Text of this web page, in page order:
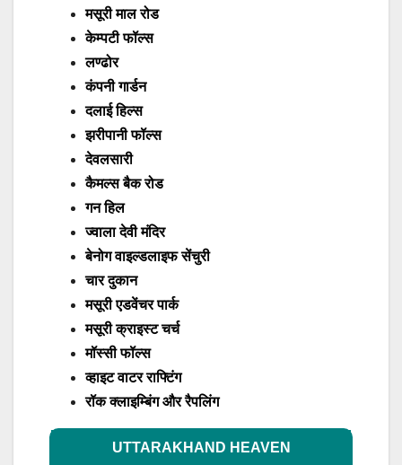
मसूरी माल रोड
केम्पटी फॉल्स
लण्ढोर
कंपनी गार्डन
दलाई हिल्स
झरीपानी फॉल्स
देवलसारी
कैमल्स बैक रोड
गन हिल
ज्वाला देवी मंदिर
बेनोग वाइल्डलाइफ सेंचुरी
चार दुकान
मसूरी एडवेंचर पार्क
मसूरी क्राइस्ट चर्च
मॉस्सी फॉल्स
व्हाइट वाटर राफ्टिंग
रॉक क्लाइम्बिंग और रैपलिंग
UTTARAKHAND HEAVEN